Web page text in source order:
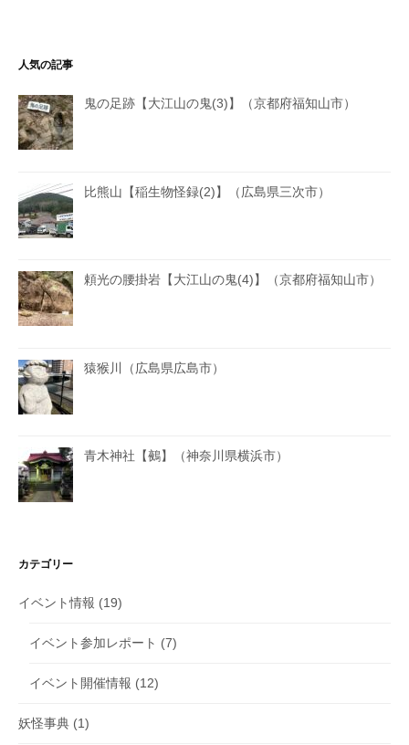
人気の記事
鬼の足跡【大江山の鬼(3)】（京都府福知山市）
比熊山【稲生物怪録(2)】（広島県三次市）
頼光の腰掛岩【大江山の鬼(4)】（京都府福知山市）
猿猴川（広島県広島市）
青木神社【鵺】（神奈川県横浜市）
カテゴリー
イベント情報 (19)
イベント参加レポート (7)
イベント開催情報 (12)
妖怪事典 (1)